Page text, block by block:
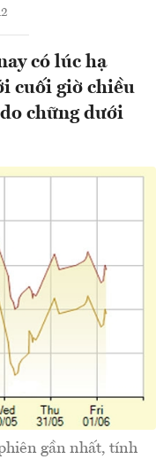
có lúc hạ
cuối giờ chiều
chững dưới
gần nhất, tính